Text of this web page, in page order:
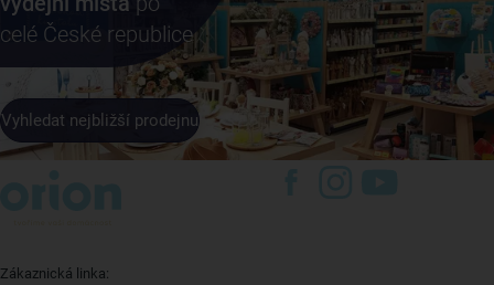
celé České republice
Vyhledat nejbližší prodejnu
Zákaznická linka: